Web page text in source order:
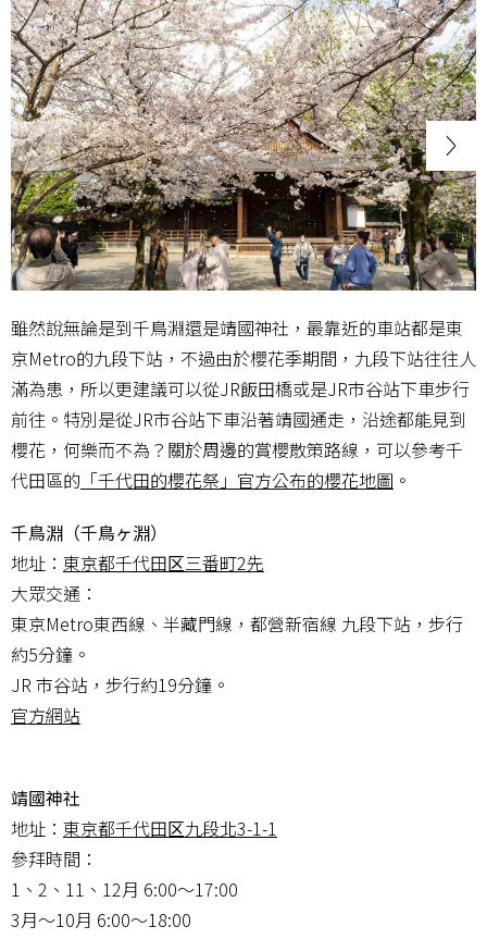
雖然說無論是到千鳥淵還是靖國神社，最靠近的車站都是東
京Metro的九段下站，不過由於櫻花季期間，九段下站往往人
滿為患，所以更建議可以從JR飯田橋或是JR市谷站下車步行
前往。特別是從JR市谷站下車沿著靖國通走，沿途都能見到
櫻花，何樂而不為？關於周邊的賞櫻散策路線，可以參考千
代田區的 「千代田的櫻花祭」官方公布的櫻花地圖 。
千鳥淵（千鳥ヶ淵）
地址： 東京都千代田区三番町2先
大眾交通：
東京Metro東西線、半藏門線，都營新宿線 九段下站，步行
約5分鐘。
JR 市谷站，步行約19分鐘。
官方網站
靖國神社
地址： 東京都千代田区九段北3-1-1
參拜時間：
1、2、11、12月 6:00～17:00
3月〜10月 6:00～18:00